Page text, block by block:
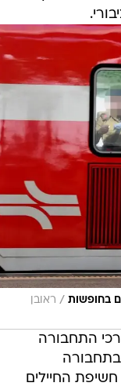
בחופשות / ראובן
התחבורה
בתחבורה
החיילים